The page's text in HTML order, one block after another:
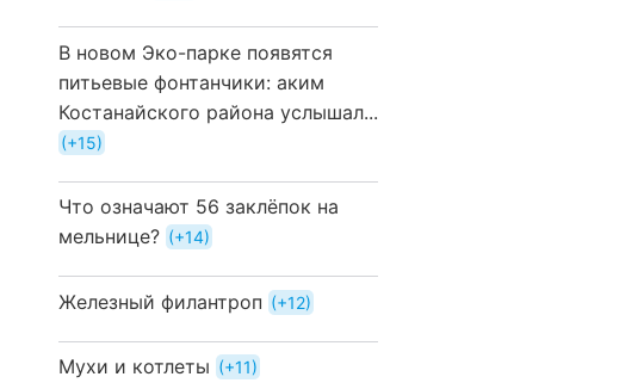
В новом Эко-парке появятся
питьевые фонтанчики: аким
Костанайского района услышал...
+15
Что означают 56 заклёпок на
мельнице?
+14
Железный филантроп +12
Мухи и котлеты +11